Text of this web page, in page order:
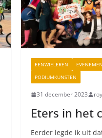
EENWIELEREN
PODIUMKUNSTEN
31 december 2023
Eters in het
Eerder legde ik uit